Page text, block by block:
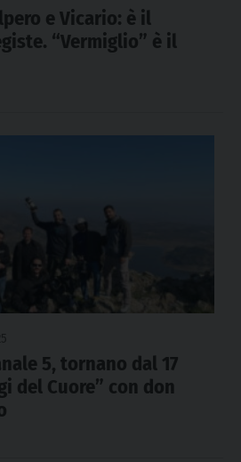
e Vicario: è il
“Vermiglio” è il
5, tornano dal 17
del Cuore” con don